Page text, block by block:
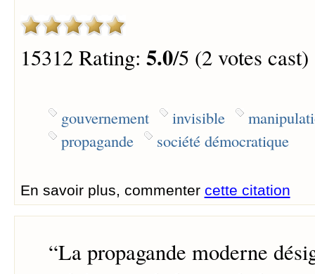
15312 Rating: 5.0/5 (2 votes cast)
gouvernement invisible
propagande
société démocratique
En savoir plus, commenter cette citation
“La propagande moderne